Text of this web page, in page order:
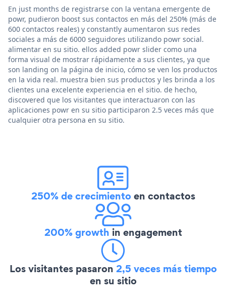
En just months de registrarse con la ventana emergente de
powr, pudieron boost sus contactos en más del 250% (más de
600 contactos reales) y constantly aumentaron sus redes
sociales a más de 6000 seguidores utilizando powr social.
alimentar en su sitio. ellos added powr slider como una
forma visual de mostrar rápidamente a sus clientes, ya que
son landing on la página de inicio, cómo se ven los productos
en la vida real. muestra bien sus productos y les brinda a los
clientes una excelente experiencia en el sitio. de hecho,
discovered que los visitantes que interactuaron con las
aplicaciones powr en su sitio participaron 2.5 veces más que
cualquier otra persona en su sitio.
250% de crecimientoen contactos
200% growth in engagement
Los visitantes pasaron 2,5 veces más tiempo
en su sitio